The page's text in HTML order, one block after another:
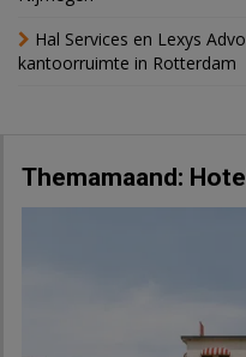
Hal Services en Lexys
kantoorruimte in Rotterdam
Themamaand: